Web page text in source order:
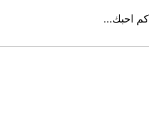
كم احبك...